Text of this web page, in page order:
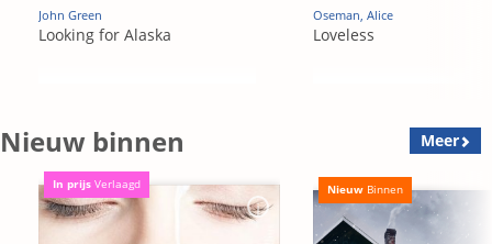
John Green
Looking for Alaska
Oseman, Alice
Loveless
Nieuw binnen Meer
In prijs Verlaagd Nieuw Binnen